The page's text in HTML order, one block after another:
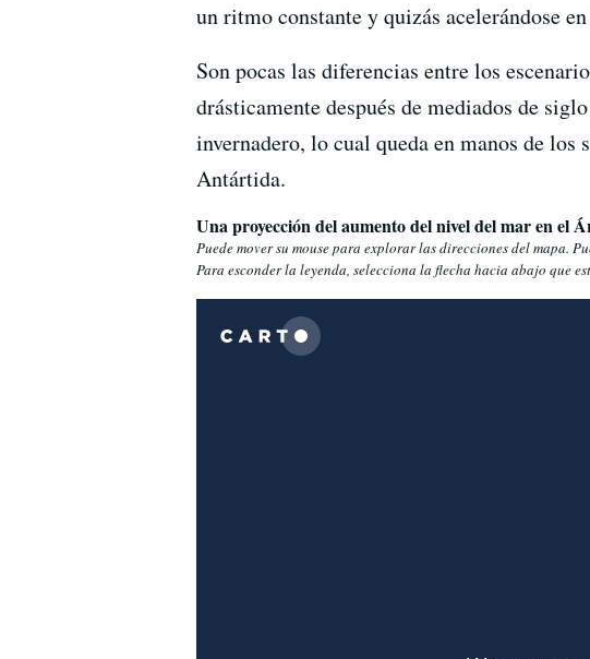
un ritmo constante y quizás acelerándose
Son pocas las diferencias entre los
drásticamente después de mediados de
invernadero, lo cual queda en manos de
Antártida.
Una proyección del aumento del nivel del mar en el
Puede mover su mouse para explorar las direcciones del mapa.
Para esconder la leyenda, selecciona la flecha hacia abajo que